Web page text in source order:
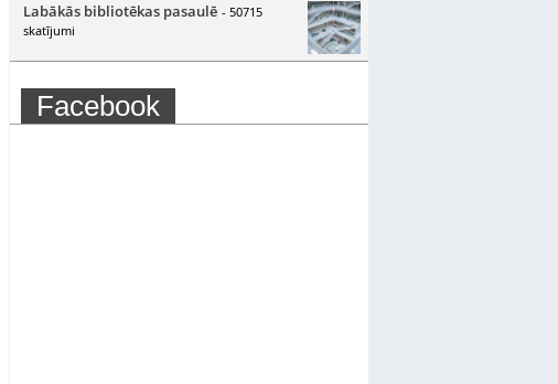
Labākās bibliotēkas pasaulē - 50715
skatījumi
Facebook